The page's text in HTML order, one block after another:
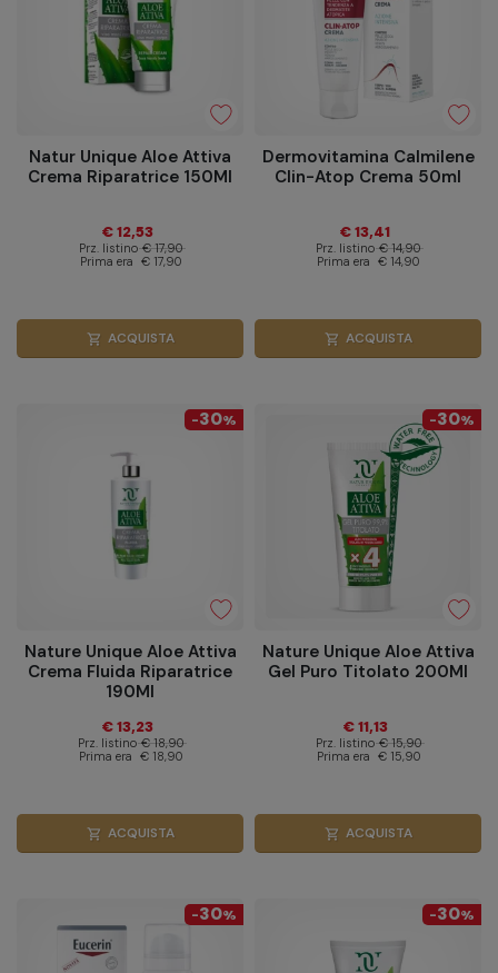
Natur Unique Aloe Attiva
Crema Riparatrice 150Ml
€ 12,53
Prz. listino € 17,90
Prima era € 17,90
shopping_cart ACQUISTA
Dermovitamina Calmilene
Clin-Atop Crema 50ml
€ 13,41
Prz. listino € 14,90
Prima era € 14,90
shopping_cart ACQUISTA
-30%
Nature Unique Aloe Attiva
Crema Fluida Riparatrice
190Ml
€ 13,23
Prz. listino € 18,90
Prima era € 18,90
shopping_cart ACQUISTA
-30%
Nature Unique Aloe Attiva
Gel Puro Titolato 200Ml
€ 11,13
Prz. listino € 15,90
Prima era € 15,90
shopping_cart ACQUISTA
-30% -30%